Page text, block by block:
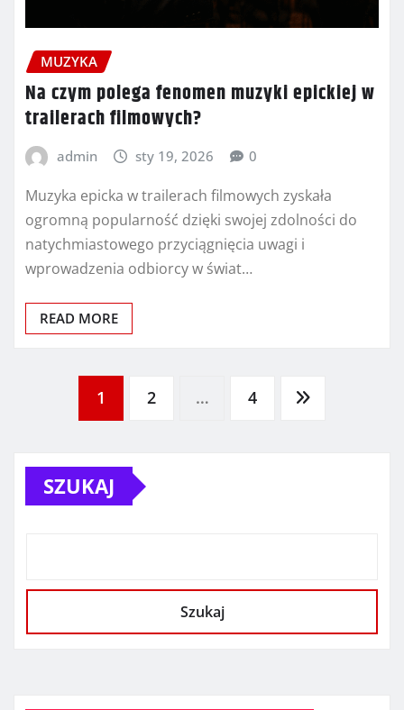
MUZYKA
Na czym polega fenomen muzyki epickiej w
trailerach filmowych?
admin sty 19, 2026 0
Muzyka epicka w trailerach filmowych zyskała
ogromną popularność dzięki swojej zdolności do
natychmiastowego przyciągnięcia uwagi i
wprowadzenia odbiorcy w świat…
READ MORE
Stronicowanie
wpisów
1 2 … 4
SZUKAJ
Szukaj